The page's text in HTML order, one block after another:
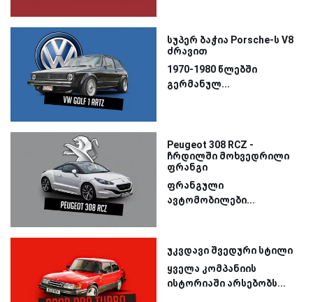
სუპერ ბაჭია Porsche-ს V8
ძრავით
1970-1980 წლებში
გერმანულ...
Peugeot 308 RCZ -
ჩრდილში მოხვედრილი
ფრანგი
ფრანგული
ავტომობილები...
უკვდავი შვედური სტილი
ყველა კომპანიის
ისტორიაში არსებობს...